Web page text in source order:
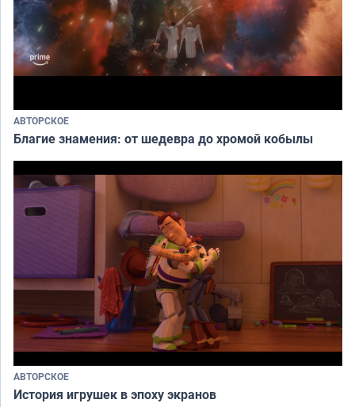
АВТОРСКОЕ
Благие знамения: от шедевра до хромой кобылы
АВТОРСКОЕ
История игрушек в эпоху экранов